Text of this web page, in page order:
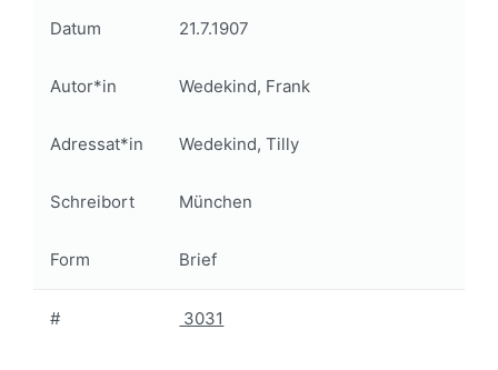
Datum 21.7.1907
Autor*in Wedekind, Frank
Adressat*in Wedekind, Tilly
Schreibort München
Form Brief
# 3031